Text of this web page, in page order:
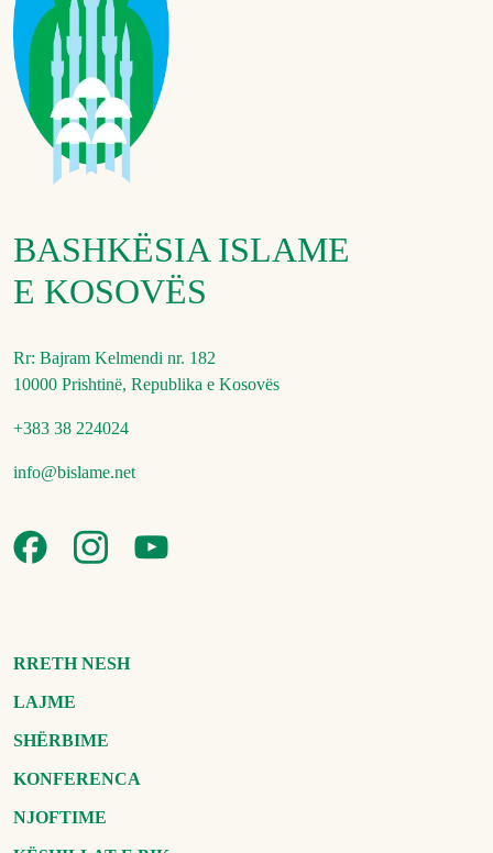
BASHKËSIA ISLAME
E KOSOVËS
Rr: Bajram Kelmendi nr. 182
10000 Prishtinë, Republika e Kosovës
+383 38 224024
info@bislame.net
RRETH NESH
LAJME
SHËRBIME
KONFERENCA
NJOFTIME